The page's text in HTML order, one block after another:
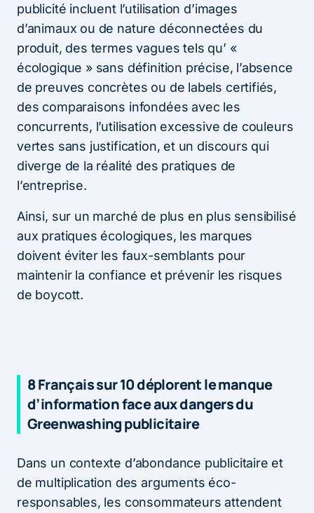
publicité incluent l’utilisation d’images
d’animaux ou de nature déconnectées du
produit, des termes vagues tels qu’ «
écologique » sans définition précise, l’absence
de preuves concrètes ou de labels certifiés,
des comparaisons infondées avec les
concurrents, l’utilisation excessive de couleurs
vertes sans justification, et un discours qui
diverge de la réalité des pratiques de
l’entreprise.
Ainsi, sur un marché de plus en plus sensibilisé
aux pratiques écologiques, les marques
doivent éviter les faux-semblants pour
maintenir la confiance et prévenir les risques
de boycott.
8 Français sur 10 déplorent le manque
d’information face aux dangers du
Greenwashing publicitaire
Dans un contexte d’abondance publicitaire et
de multiplication des arguments éco-
responsables, les consommateurs attendent